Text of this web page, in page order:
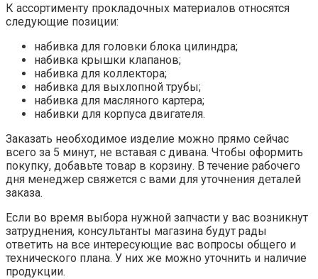
К ассортименту прокладочных материалов относятся
следующие позиции:
набивка для головки блока цилиндра;
набивка крышки клапанов;
набивка для коллектора;
набивка для выхлопной трубы;
набивка для масляного картера;
набивки для корпуса двигателя.
Заказать необходимое изделие можно прямо сейчас
всего за 5 минут, не вставая с дивана. Чтобы оформить
покупку, добавьте товар в корзину. В течение рабочего
дня менеджер свяжется с вами для уточнения деталей
заказа.
Если во время выбора нужной запчасти у вас возникнут
затруднения, консультанты магазина будут рады
ответить на все интересующие вас вопросы общего и
технического плана. У них же можно уточнить и наличие
продукции.